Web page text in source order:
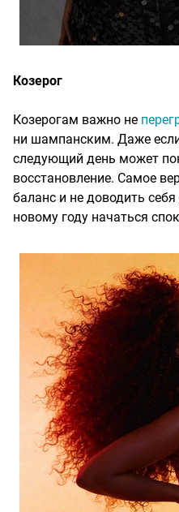
Козерог
Козерогам важно не
ни шампанским. Даже
следующий день может
восстановление. Самое
баланс и не доводить
новому году начаться